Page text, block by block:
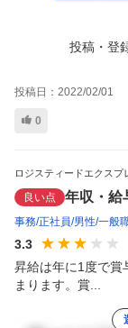
投稿・登
投稿日： 2022/02/01
0
ロジスティードエクス
良い点 年収・給
事務 正社員 男性 一般
3.3
昇給は年に1度で賞
まります。賞...